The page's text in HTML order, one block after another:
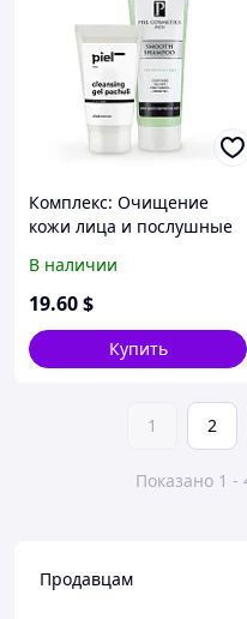
Комплекс: Очищение
кожи лица и послушные
Базовый комплекс 4.
В наличии
19.60$
Купить
1 2
Показано 1 -
Продавцам